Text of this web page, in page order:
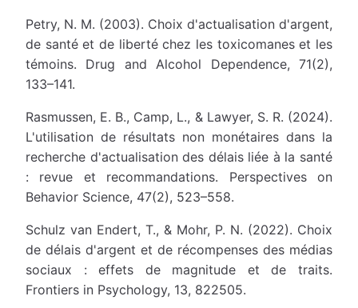
Petry, N. M. (2003). Choix d'actualisation d'argent,
de santé et de liberté chez les toxicomanes et les
témoins. Drug and Alcohol Dependence, 71(2),
133–141.
Rasmussen, E. B., Camp, L., & Lawyer, S. R. (2024).
L'utilisation de résultats non monétaires dans la
recherche d'actualisation des délais liée à la santé
: revue et recommandations. Perspectives on
Behavior Science, 47(2), 523–558.
Schulz van Endert, T., & Mohr, P. N. (2022). Choix
de délais d'argent et de récompenses des médias
sociaux : effets de magnitude et de traits.
Frontiers in Psychology, 13, 822505.